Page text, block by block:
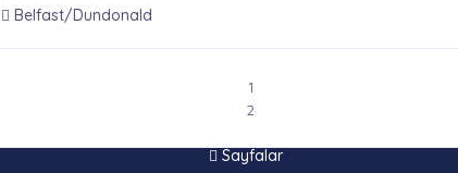
Belfast/Dundonald
1
2
Sayfalar